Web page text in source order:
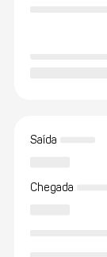
Saída
Chegada